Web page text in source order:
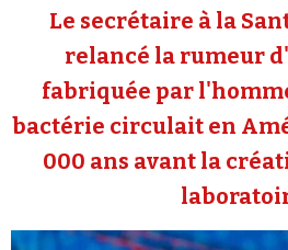
Le secrétaire à la
relancé la rumeur
fabriquée par
bactérie circulait en
000 ans avant la